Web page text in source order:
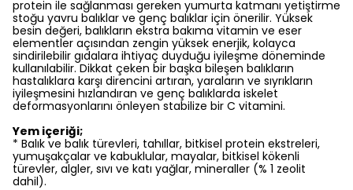
protein ile sağlanması gereken yumurta katmanı yetiştirme
stoğu yavru balıklar ve genç balıklar için önerilir. Yüksek
besin değeri, balıkların ekstra bakıma vitamin ve eser
elementler açısından zengin yüksek enerjik, kolayca
sindirilebilir gıdalara ihtiyaç duyduğu iyileşme döneminde
kullanılabilir. Dikkat çeken bir başka bileşen balıkların
hastalıklara karşı direncini artıran, yaraların ve sıyrıkların
iyileşmesini hızlandıran ve genç balıklarda iskelet
deformasyonlarını önleyen stabilize bir C vitamini.
Yem içeriği;
* Balık ve balık türevleri, tahıllar, bitkisel protein ekstreleri,
yumuşakçalar ve kabuklular, mayalar, bitkisel kökenli
türevler, algler, sıvı ve katı yağlar, mineraller (% 1 zeolit
dahil).